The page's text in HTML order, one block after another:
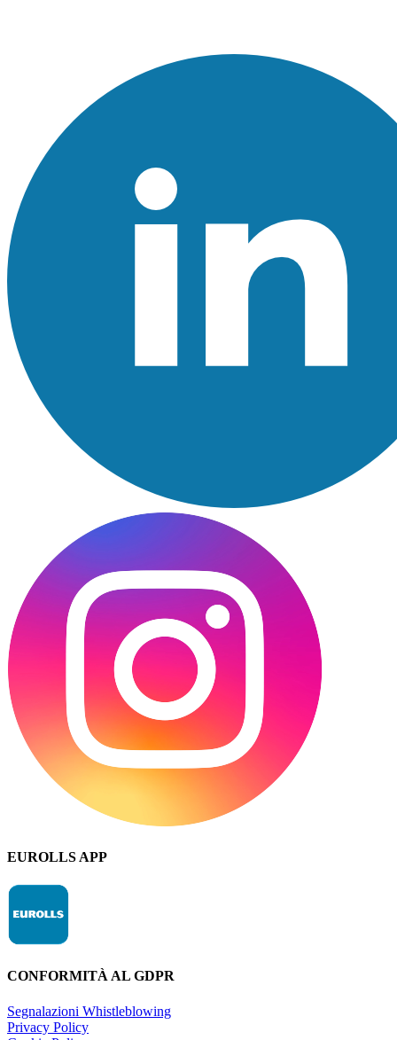
EUROLLS APP
CONFORMITÀ AL GDPR
Segnalazioni Whistleblowing
Privacy Policy